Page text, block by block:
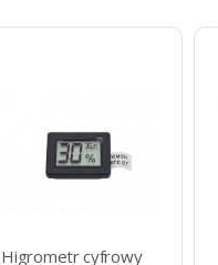
Higrometr cyfrowy